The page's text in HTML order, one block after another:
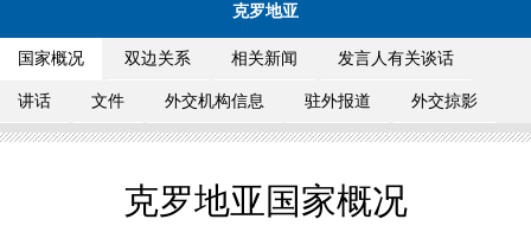
克罗地亚
国家概况 双边关系 相关新闻 发言人有关谈话
讲话 文件 外交机构信息 驻外报道 外交掠影
克罗地亚国家概况